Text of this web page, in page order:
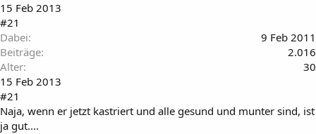
15 Feb 2013
#21
Dabei
9 Feb 2011
Beiträge
2.016
Alter
30
15 Feb 2013
#21
Naja, wenn er jetzt kastriert und alle gesund und munter sind, ist
ja gut....